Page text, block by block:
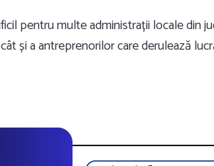
pentru multe administrații locale din
și a antreprenorilor care derulează